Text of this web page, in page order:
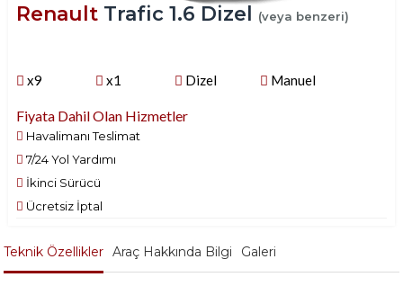
RenaultTrafic 1.6 Dizel (veya benzeri)
x9 x1 Dizel Manuel
Fiyata Dahil Olan Hizmetler
Havalimanı Teslimat
7/24 Yol Yardımı
İkinci Sürücü
Ücretsiz İptal
Teknik Özellikler Araç Hakkında Bilgi Galeri